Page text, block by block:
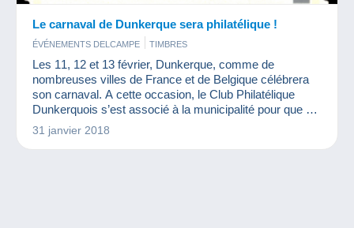
Le carnaval de Dunkerque sera philatélique !
ÉVÉNEMENTS DELCAMPE TIMBRES
Les 11, 12 et 13 février, Dunkerque, comme de
nombreuses villes de France et de Belgique célébrera
son carnaval. A cette occasion, le Club Philatélique
Dunkerquois s’est associé à la municipalité pour que ce
carnaval soit timbré !
31 janvier 2018